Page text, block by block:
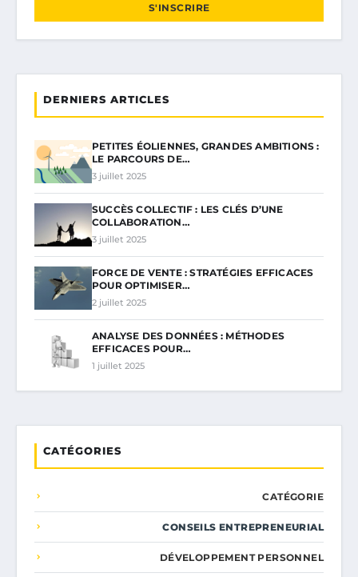
S'INSCRIRE
DERNIERS ARTICLES
PETITES ÉOLIENNES, GRANDES AMBITIONS :
LE PARCOURS DE…
3 juillet 2025
SUCCÈS COLLECTIF : LES CLÉS D’UNE
COLLABORATION…
3 juillet 2025
FORCE DE VENTE : STRATÉGIES EFFICACES
POUR OPTIMISER…
2 juillet 2025
ANALYSE DES DONNÉES : MÉTHODES
EFFICACES POUR…
1 juillet 2025
CATÉGORIES
CATÉGORIE
CONSEILS ENTREPRENEURIAL
DÉVELOPPEMENT PERSONNEL